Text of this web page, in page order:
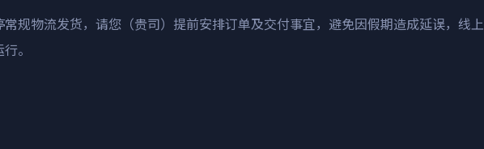
规物流发货，请您（贵司）提前安排订单及交付事宜，避免因假期造成延误，线上
。